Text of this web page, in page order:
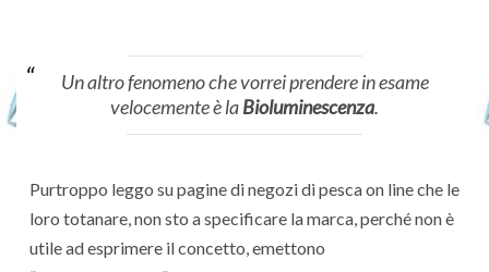
Un altro fenomeno che vorrei prendere in esame
velocemente è laBioluminescenza.
Purtroppo leggo su pagine di negozi di pesca on line che le
loro totanare, non sto a specificare la marca, perché non è
utile ad esprimere il concetto, emettono